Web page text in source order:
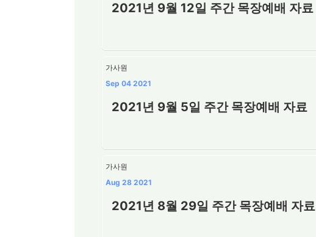
2021년 9월 12일 주간 목장예배 자료
가사원
Sep 04 2021
2021년 9월 5일 주간 목장예배 자료
가사원
Aug 28 2021
2021년 8월 29일 주간 목장예배 자료